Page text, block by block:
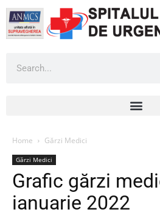
Home Gărzi Medici
Gărzi Medici
Grafic gărzi
ianuarie 2022